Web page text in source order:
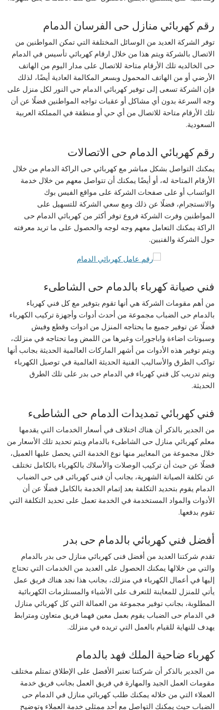
رقم كهربائي منازل حى الفرسان الدمام
توفر الشركة العديد من الوسائل المختلفة التي تمكن المواطنين من
الاتصال بالشركة ويتم هذا من خلال ارقام كهربائي تأسيس في الدمام
حى الخالديه تلك الأرقام متاحة للاتصال على مدار اليوم من الهاتف
الأرضي أو من الهاتف المحمول وبسعر المكالمة العادية أيضًا، لذلك
فإن الشركة تسعى إلى توفير كهربائي الدمام حي النور لكل منزل على
وجه السرعة بدون أي مشاكل أو عقبات تواجه المواطنين فضلًا عن أن
تلك الأرقام متاحة للاتصال من أي حي أو منطقة في المملكة العربية
السعودية.
رقم كهربائي الدمام حى الاتصالات
يمكنك التواصل بشكل مباشر مع كهربائي حى الراكة الدمام من خلال
الأرقام المتاحة له، أو أيضًا يمكنك أن تتواصل معهم من خلال خدمة
الواتساب أو على صفحات الشركة على مواقع الفيس بوك
والانستجرام، فضلًا عن ذلك ومع سعي الشركة للتسهيل على
المواطنين وفرت الشركة فروع توفر أكثر من كهربائي الدمام حى
الراكة يمكنك التعامل معهم وجه لوجه والحصول على ما تريد معرفته
حول الشركة والفنيين.
فني صيانة كهرباء بالدمام حى الشاطىء
من أهم مقومات الشركة هي أنها تقوم بتوفير مع كل فني كهرباء
بالدمام حى الضباب مجموعة من أحدث أدوات وأجهزة تركيب الكهرباء
فضلًا عن توفير جميع ما يحتاجه المنزل من ادوات وقطع وفيش
وسبوتات اضاءة واباجورات وغيرها من اللمض وما تحتاجه في منزلك،
ويتم توفير هذه الأدوات من أشهر الماركات العالمية الحديثة بجانب أنها
تواكب الطرق والأساليب الفنية الحديثة العالمية في توصيل الكهرباء
ويتم تدريب كل فني كهرباء في الدمام حى بدر على تلك الطرق
الحديثة.
فني كهربائي تمديدات الدمام حى الشاطىء
من الجدير بالذكر أن هناك اختلاف في أسعار الخدمات التي يقدمها
معلم كهربائي منازل حى الشاطىء بالدمام ويتم تحديد تلك الأسعار من
خلال مجموعة من المعايير منها نوع الخدمة التي يحصل عليها العميل،
فضلًا عن حيث أن تركيب الوصلات والأسلاك بالكهرباء بالكامل تختلف
عن تكلفة الصيانة الشهرية، بجانب أن فنى كهربائى فى حى الضباب
الدمام يقوم بتحديد التكلفة بعد إتمام الخدمة بالكامل فضلًا عن أن
الأدوات والمواد المستخدمة في الخدمة تعمل على تحديد التكلفة التي
تقوم بدفعها.
أفضل فني كهربائي بالدمام حى بدر
تقدم شركتنا العديد من أفضل فنى كهربائي منازل حى بدر بالدمام
والتي من خلالها يمكنك الحصول على العديد من الخدمات التي تحتاج
إليها في أعمال الكهرباء في منزلك، بجانب هذا نجد هناك فريق عمل
يأتي للمنزل للمعاينة للتعرف على الأشياء والمستلزمات الكهربائية
المطلوبة، بجانب توفير مجموعة من العمالة التي كل كهربائي منازل
في الدمام حى الضباب يقوم بعمل معين فهما فريق متعاون ومترابط
يهدف للنهاية للقيام بالعمل التي تريده في منزلك.
كهرباء ضاحية الملك فهد بالدمام
من الجدير بالذكر أن شركتنا تعتبر الأفضل على الإطلاق تمتلم مختلف
مقومات العمل الجيد والمهارة في فريق العمل بجانب فريق خدمة
العملاء التي من خلاله يمكنك طلب كهربائي منازل في الدمام حى
الضباب حيث يمكنك التواصل مع أحد ممثلي خدمة العملاء وتوضيح